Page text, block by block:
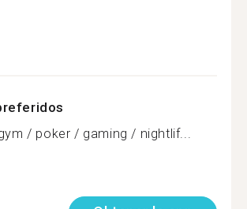
/ poker / gaming / nightlif...